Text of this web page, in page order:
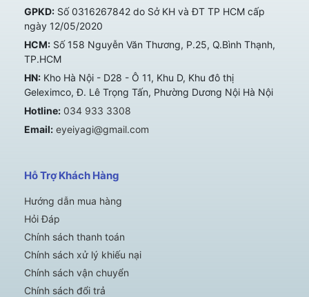
GPKD: Số 0316267842 do Sở KH và ĐT TP HCM cấp
ngày 12/05/2020
HCM: Số 158 Nguyễn Văn Thương, P.25, Q.Bình Thạnh,
TP.HCM
HN: Kho Hà Nội - D28 - Ô 11, Khu D, Khu đô thị
Geleximco, Đ. Lê Trọng Tấn, Phường Dương Nội Hà Nội
Hotline: 034 933 3308
Email: eyeiyagi@gmail.com
Hỗ Trợ Khách Hàng
Hướng dẫn mua hàng
Hỏi Đáp
Chính sách thanh toán
Chính sách xử lý khiếu nại
Chính sách vận chuyển
Chính sách đổi trả